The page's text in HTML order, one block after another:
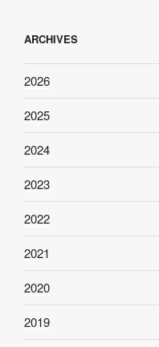
ARCHIVES
2026
2025
2024
2023
2022
2021
2020
2019